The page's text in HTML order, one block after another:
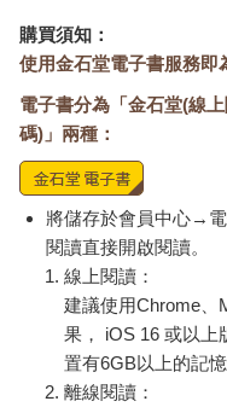
購買須知：
使用金石堂電子書服務即
電子書分為「金石堂(線
碼)」兩種：
將儲存於會員中心→
閱讀直接開啟閱讀。
線上閱讀：
建議使用Chrome、
果， iOS 16 或以上
置有6GB以上的記
離線閱讀：